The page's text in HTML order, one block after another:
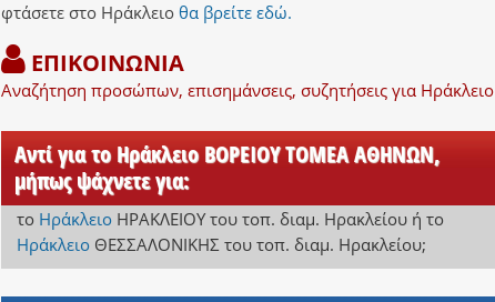
φτάσετε στο Ηράκλειο θα βρείτε εδώ.
ΕΠΙΚΟΙΝΩΝΙΑ
Αναζήτηση προσώπων, επισημάνσεις, συζητήσεις για Ηράκλειο
Αντί για το Ηράκλειο ΒΟΡΕΙΟΥ ΤΟΜΕΑ ΑΘΗΝΩΝ,
μήπως ψάχνετε για:
το Ηράκλειο ΗΡΑΚΛΕΙΟΥ του τοπ. διαμ. Ηρακλείουή το
Ηράκλειο ΘΕΣΣΑΛΟΝΙΚΗΣ του τοπ. διαμ. Ηρακλείου;